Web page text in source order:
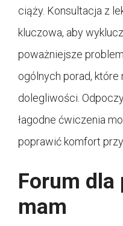
ciąży. Konsultacja z
kluczowa, aby
poważniejsze
ogólnych porad,
dolegliwości.
łagodne ćwiczenia
poprawić komfort
Forum dla
mam